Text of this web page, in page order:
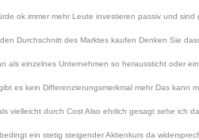
ok immer mehr Leute investieren passiv und
Durchschnitt des Marktes kaufen Denken Sie
als einzelnes Unternehmen so heraussticht oder
es kein Differenzierungsmerkmal mehr Das kann
vielleicht durch Cost Also ehrlich gesagt sehe ich
ein stetig steigender Aktienkurs da